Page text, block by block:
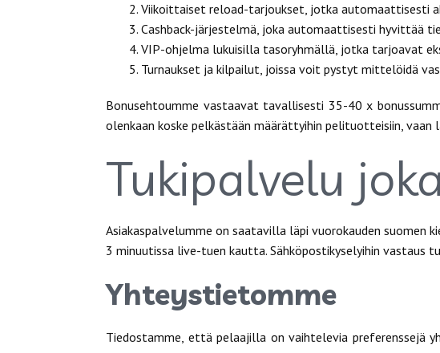
Viikoittaiset reload-tarjoukset, jotka automaattisesti
Cashback-järjestelmä, joka automaattisesti hyvittää
VIP-ohjelma lukuisilla tasoryhmällä, jotka tarjoavat
Turnaukset ja kilpailut, joissa voit pystyt mittelöidä
Bonusehtoumme vastaavat tavallisesti 35-40 x
olenkaan koske pelkästään määrättyihin pelituotteisiin,
Tukipalvelu
Asiakaspalvelumme on saatavilla läpi vuorokauden suomen
3 minuutissa live-tuen kautta. Sähköpostikyselyihin vastaus
Yhteystietomme
Tiedostamme, että pelaajilla on vaihtelevia preferenssejä